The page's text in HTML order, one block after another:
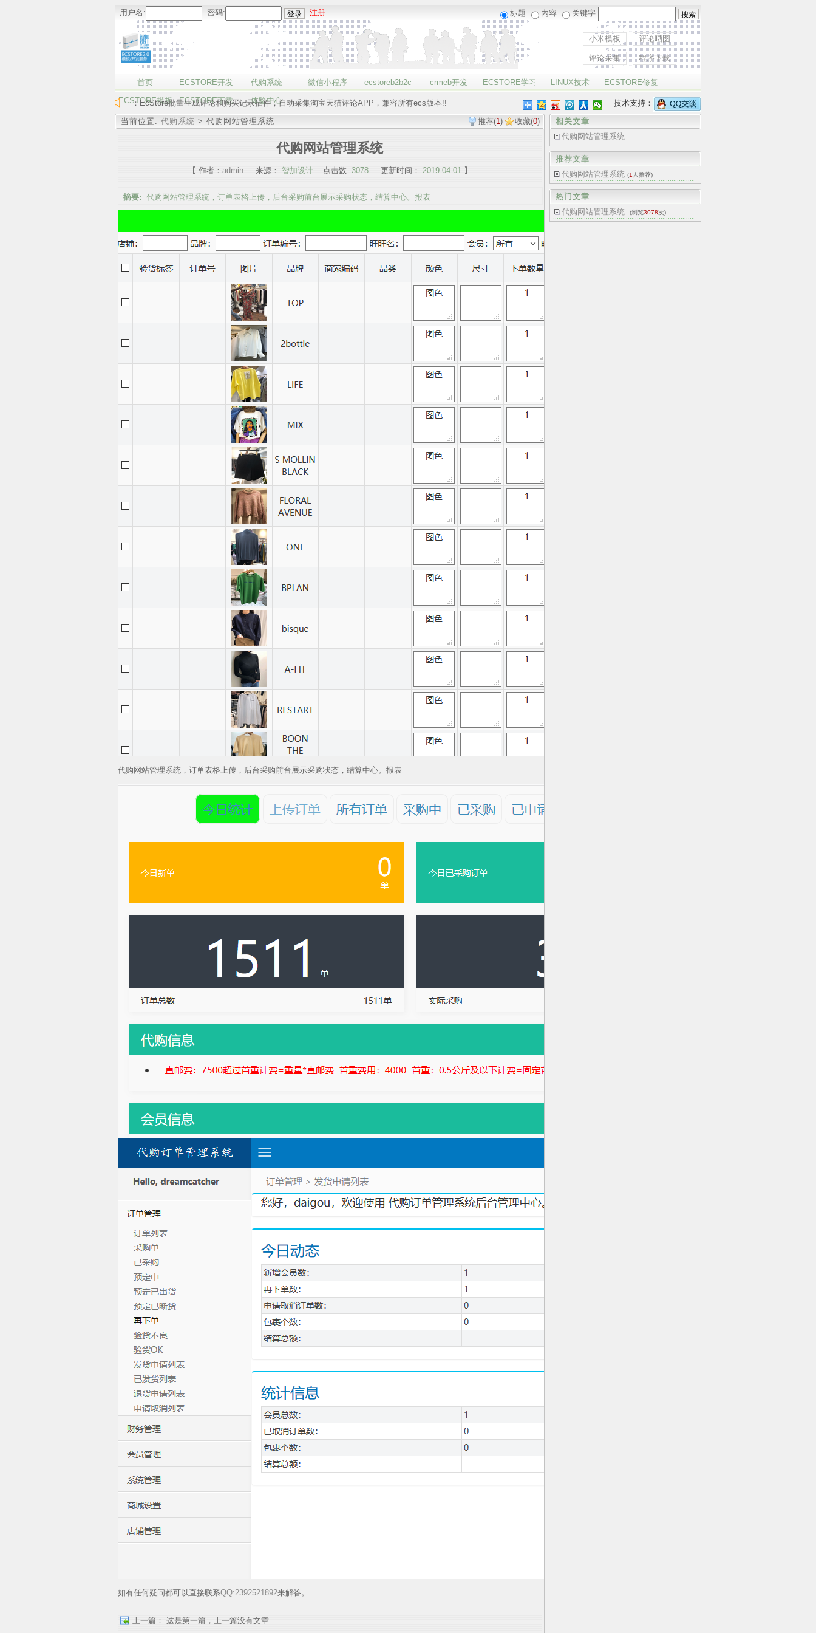
用户名: 密码: 注册 标题 内容 关键字
小米模板 评论晒图
评论采集 程序下载
首页 ECSTORE开发 代购系统 微信小程序
ecstoreb2b2c
bbc
crmeb开发 ECSTORE学习 LINUX技术
ECSTORE修复
ECSTORE模板
ECSTORE下载 体验中心
：EcStore批量生成评论和购买记录插件，自动采集淘宝天猫评论APP，兼容所有ecs版本!!
技术支持：
当前位置: 代购系统 > 代购网站管理系统 推荐(1) 收藏(0)
代购网站管理系统
【 作者： admin来源： 智加设计点击数: 3078更新时间： 2019-04-01】
摘要: 代购网站管理系统，订单表格上传，后台采购前台展示采购状态，结算中心。报表
代购网站管理系统，订单表格上传，后台采购前台展示采购状态，结算中心。报表
如有任何疑问都可以直接联系QQ:2392521892来解答。
上一篇： 这是第一篇，上一篇没有文章
相关文章
代购网站管理系统
推荐文章
代购网站管理系统 (1 人推荐)
热门文章
代购网站管理系统
(浏览3078次)